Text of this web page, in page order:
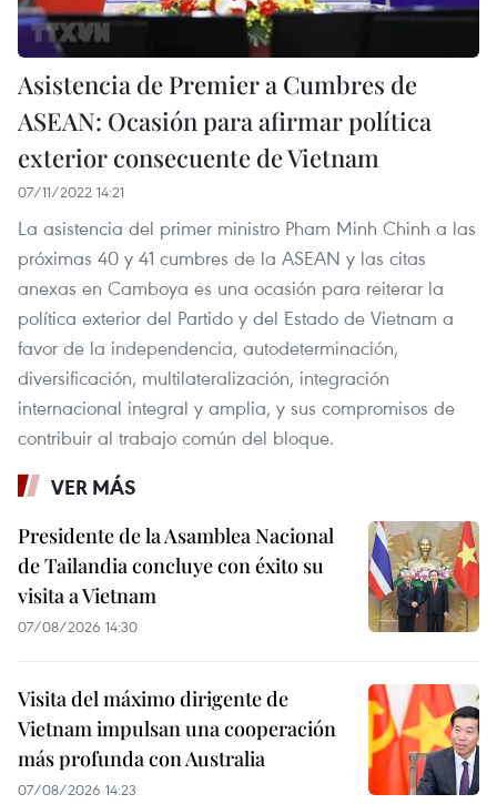
Asistencia de Premier a Cumbres de
ASEAN: Ocasión para afirmar política
exterior consecuente de Vietnam
07/11/2022 14:21
La asistencia del primer ministro Pham Minh Chinh a las
próximas 40 y 41 cumbres de la ASEAN y las citas
anexas en Camboya es una ocasión para reiterar la
política exterior del Partido y del Estado de Vietnam a
favor de la independencia, autodeterminación,
diversificación, multilateralización, integración
internacional integral y amplia, y sus compromisos de
contribuir al trabajo común del bloque.
VER MÁS
Presidente de la Asamblea Nacional
de Tailandia concluye con éxito su
visita a Vietnam
07/08/2026 14:30
Visita del máximo dirigente de
Vietnam impulsan una cooperación
más profunda con Australia
07/08/2026 14:23